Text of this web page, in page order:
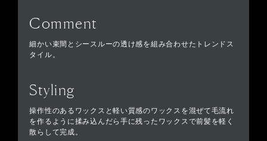
Comment
細かい束間とシースルーの透け感を組み合わせたトレンドス
タイル。
Styling
操作性のあるワックスと軽い質感のワックスを混ぜて毛流れ
を作るように揉み込んだら手に残ったワックスで前髪を軽く
散らして完成。